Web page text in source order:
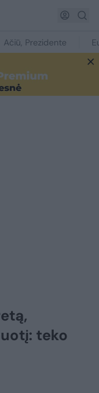
Ačiū, Prezidente
teko